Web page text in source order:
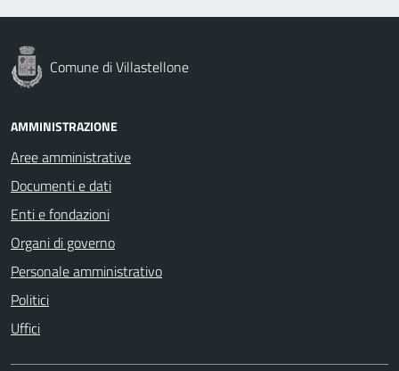
Comune di Villastellone
AMMINISTRAZIONE
Aree amministrative
Documenti e dati
Enti e fondazioni
Organi di governo
Personale amministrativo
Politici
Uffici